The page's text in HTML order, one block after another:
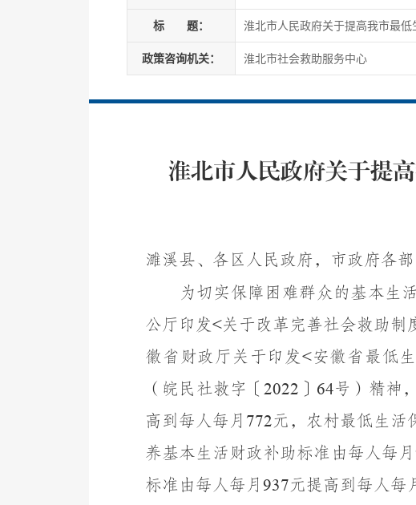
标 题： 淮北市人民政府关于提高我市最
政策咨询机关： 淮北市社会救助服务中心
淮北市人民政府关于提
濉溪县、各区人民政府，市政府各部
为切实保障困难群众的基本生
公厅印发<关于改革完善社会救助制
徽省财政厅关于印发<安徽省最低
（皖民社救字〔2022 〕 64号）精神
高到每人每月 772元，农村最低生活
养基本生活财政补助标准由每人每月
标准由每人每月 937元提高到每人每